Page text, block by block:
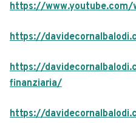
https://www.youtube.com/
https://
https://
finanziaria/
https://